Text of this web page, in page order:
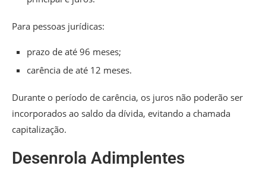
Para pessoas jurídicas:
prazo de até 96 meses;
carência de até 12 meses.
Durante o período de carência, os juros não poderão ser
incorporados ao saldo da dívida, evitando a chamada
capitalização.
Desenrola Adimplentes